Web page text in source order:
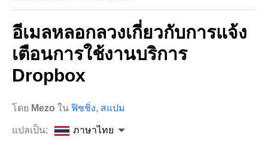
อีเมลหลอกลวงเกี่ยวกับการแจ้ง
เตือนการใช้งานบริการ
Dropbox
โดย Mezo ใน ฟิชชิ่ง, สแปม
แปลเป็น: ภาษาไทย